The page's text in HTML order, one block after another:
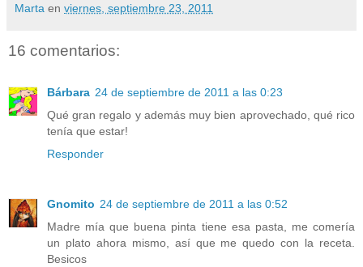
Marta en viernes, septiembre 23, 2011
16 comentarios:
Bárbara 24 de septiembre de 2011 a las 0:23
Qué gran regalo y además muy bien aprovechado, qué rico
tenía que estar!
Responder
Gnomito 24 de septiembre de 2011 a las 0:52
Madre mía que buena pinta tiene esa pasta, me comería
un plato ahora mismo, así que me quedo con la receta.
Besicos